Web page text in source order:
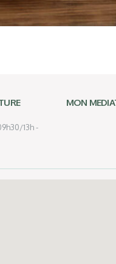
13h -
MON